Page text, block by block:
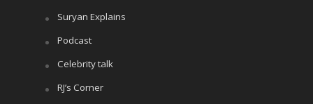
Suryan Explains
Podcast
Celebrity talk
RJ’s Corner